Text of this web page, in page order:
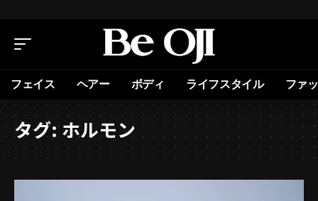
フェイス ヘアー ボディ ライフスタイル ファ
タグ:ホルモン